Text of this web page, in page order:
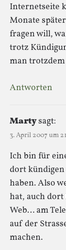
Internetseite
Monate
fragen will,
trotz
man
Antworten
Martysagt:
3. April 2007 um
Ich bin für
dort kündigen
haben. Also
hat, auch
Web… am
auf der
machen.